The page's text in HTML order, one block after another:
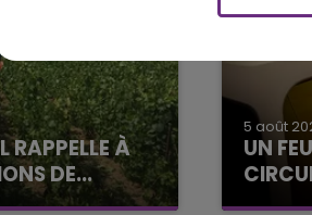
RAPPELLE À
DE...
vendange
5 août
UN
Un feu